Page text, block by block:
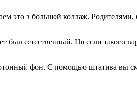
это в большой коллаж.
естественный. Но если такого
фон. С помощью штатива вы